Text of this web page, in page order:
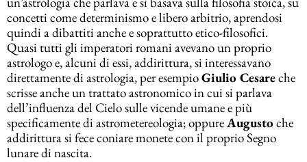
concetti come determinismo e libero arbitrio, aprendosi
quindi a dibattiti anche e soprattutto etico-filosofici.
Quasi tutti gli imperatori romani avevano un proprio
astrologo e, alcuni di essi, addirittura, si interessavano
direttamente di astrologia, per esempioGiulio Cesareche
scrisse anche un trattato astronomico in cui si parlava
dell’influenza del Cielo sulle vicende umane e più
specificamente di astrometereologia; oppureAugusto che
addirittura si fece coniare monete con il proprio Segno
lunare di nascita.